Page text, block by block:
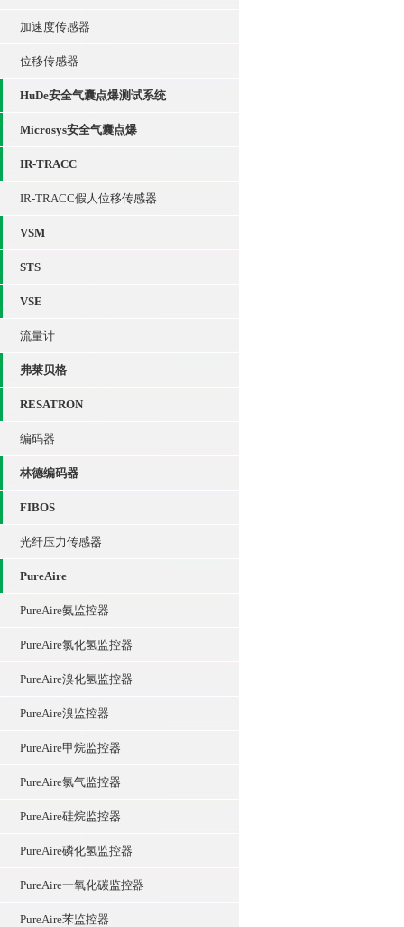
加速度传感器
位移传感器
HuDe安全气囊点爆测试系统
Microsys安全气囊点爆
IR-TRACC
IR-TRACC假人位移传感器
VSM
STS
VSE
流量计
弗莱贝格
RESATRON
编码器
林德编码器
FIBOS
光纤压力传感器
PureAire
PureAire氨监控器
PureAire氯化氢监控器
PureAire溴化氢监控器
PureAire溴监控器
PureAire甲烷监控器
PureAire氯气监控器
PureAire硅烷监控器
PureAire磷化氢监控器
PureAire一氧化碳监控器
PureAire苯监控器